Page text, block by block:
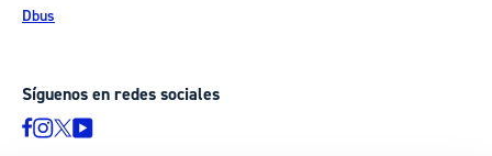
Dbus
Síguenos en redes sociales